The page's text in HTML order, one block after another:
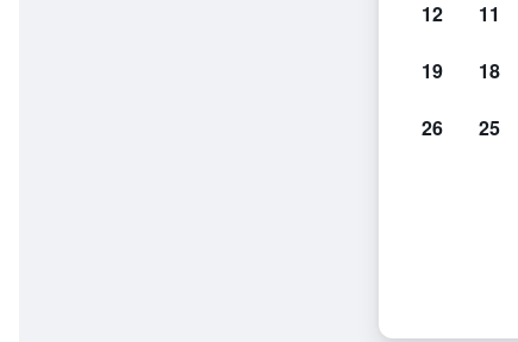
11
12
18
19
25
26